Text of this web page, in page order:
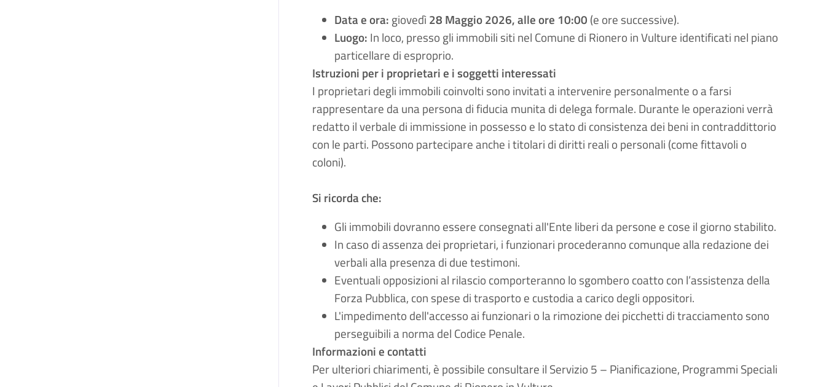
Data e ora: giovedì28 Maggio 2026, alle ore 10:00 (e ore successive).
Luogo: In loco, presso gli immobili siti nel Comune di Rionero in Vulture identificati nel piano
particellare di esproprio.
Istruzioni per i proprietari e i soggetti interessati
I proprietari degli immobili coinvolti sono invitati a intervenire personalmente o a farsi
rappresentare da una persona di fiducia munita di delega formale. Durante le operazioni verrà
redatto il verbale di immissione in possesso e lo stato di consistenza dei beni in contraddittorio
con le parti. Possono partecipare anche i titolari di diritti reali o personali (come fittavoli o
coloni).
Si ricorda che:
Gli immobili dovranno essere consegnati all'Ente liberi da persone e cose il giorno stabilito.
In caso di assenza dei proprietari, i funzionari procederanno comunque alla redazione dei
verbali alla presenza di due testimoni.
Eventuali opposizioni al rilascio comporteranno lo sgombero coatto con l’assistenza della
Forza Pubblica, con spese di trasporto e custodia a carico degli oppositori.
L'impedimento dell'accesso ai funzionari o la rimozione dei picchetti di tracciamento sono
perseguibili a norma del Codice Penale.
Informazioni e contatti
Per ulteriori chiarimenti, è possibile consultare il Servizio 5 – Pianificazione, Programmi Speciali